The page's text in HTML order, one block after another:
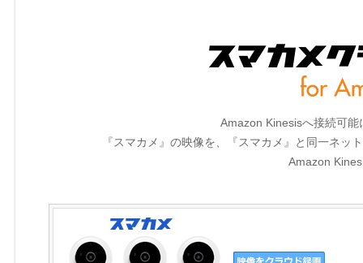
Amazon Kinesisへ接続可
『スマカメ』の映像を、『スマカメ』と同一ネ
Amazon